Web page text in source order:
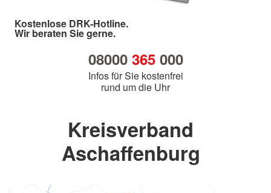
Kostenlose DRK-Hotline.
Wir beraten Sie gerne.
08000 365000
Infos für Sie kostenfrei
rund um die Uhr
Kreisverband
Aschaffenburg